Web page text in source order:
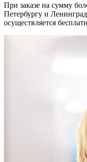
При заказе на сумму
Петербургу и
осуществляется